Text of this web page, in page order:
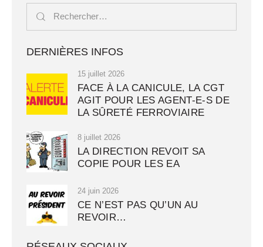
DERNIÈRES INFOS
15 juillet 2026
FACE À LA CANICULE, LA CGT
AGIT POUR LES AGENT-E-S DE
LA SÛRETÉ FERROVIAIRE
8 juillet 2026
LA DIRECTION REVOIT SA
COPIE POUR LES EA
24 juin 2026
CE N’EST PAS QU’UN AU
REVOIR…